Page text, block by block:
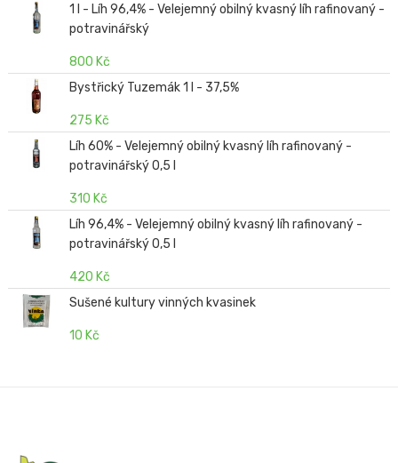
1 l - Líh 96,4% - Velejemný obilný kvasný líh rafinovaný -
potravinářský
800 Kč
Bystřický Tuzemák 1 l - 37,5%
275 Kč
Líh 60% - Velejemný obilný kvasný líh rafinovaný -
potravinářský 0,5 l
310 Kč
Líh 96,4% - Velejemný obilný kvasný líh rafinovaný -
potravinářský 0,5 l
420 Kč
Sušené kultury vinných kvasinek
10 Kč